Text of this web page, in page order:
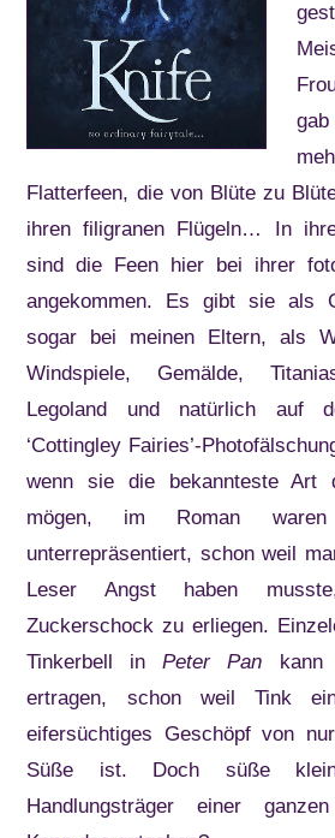
Flatterfeen, die von Blüte zu
ihren filigranen Flügeln… In
sind die Feen hier bei ihrer
angekommen. Es gibt sie als
sogar bei meinen Eltern, als
Windspiele, Gemälde,
Legoland und natürlich auf
‘Cottingley Fairies’-
wenn sie die bekannteste Art
mögen, im Roman
unterrepräsentiert, schon weil
Leser Angst haben
Zuckerschock zu erliegen.
Tinkerbell inPeter Pan kann
ertragen, schon weil Tink
eifersüchtiges Geschöpf von
Süße ist. Doch süße
Handlungsträger einer